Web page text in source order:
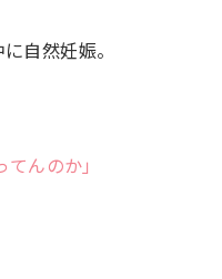
自然妊娠。
んのか」